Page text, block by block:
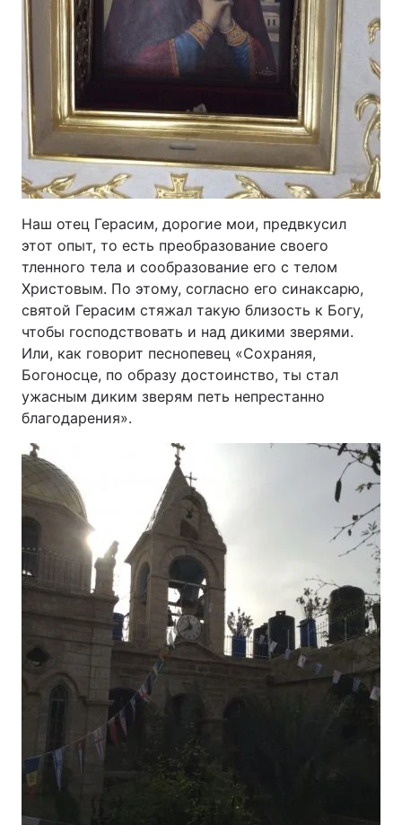
Наш отец Герасим, дорогие мои, предвкусил
этот опыт, то есть преобразование своего
тленного тела и сообразование его с телом
Христовым. По этому, согласно его синаксарю,
святой Герасим стяжал такую близость к Богу,
чтобы господствовать и над дикими зверями.
Или, как говорит песнопевец «Сохраняя,
Богоносце, по образу достоинство, ты стал
ужасным диким зверям петь непрестанно
благодарения».